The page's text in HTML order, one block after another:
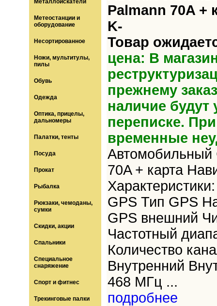
Металлоискатели
Метеостанции и
оборудование
Несортированное
Ножи, мультитулы,
пилы
Обувь
Одежда
Оптика, прицелы,
дальномеры
Палатки, тенты
Посуда
Прокат
Рыбалка
Рюкзаки, чемоданы,
сумки
Скидки, акции
Спальники
Специальное
снаряжение
Спорт и фитнес
Трекинговые палки
Palmann 70A +
K-
Товар
цена: В
прежнему
наличие будут
переписке.
временные
Автомобильный
70A + карта
GPS Тип GPS
GPS внешний
Частотный
Количество
Внутренний
468 МГц ...
подробнее